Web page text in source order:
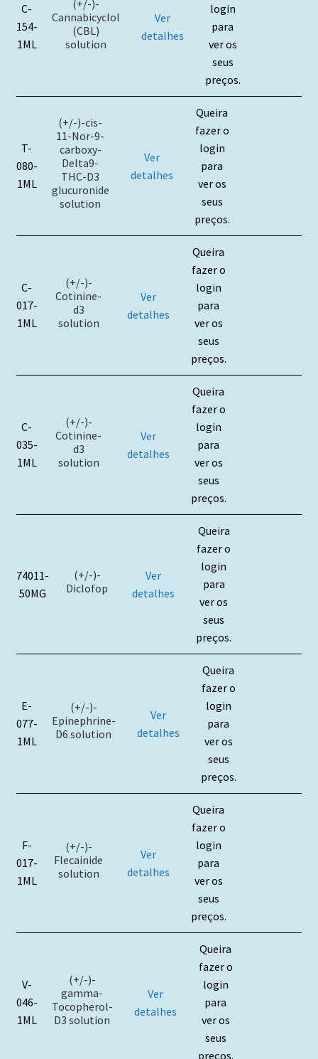
C-
154-
1ML
(+/-)-
Cannabicyclol
(CBL)
solution
Ver
detalhes
login
para
ver os
seus
preços.
T-
080-
1ML
(+/-)-cis-
11-Nor-9-
carboxy-
Delta9-
THC-D3
glucuronide
solution
Ver
detalhes
Queira
fazer o
login
para
ver os
seus
preços.
C-
017-
1ML
(+/-)-
Cotinine-
d3
solution
Ver
detalhes
Queira
fazer o
login
para
ver os
seus
preços.
C-
035-
1ML
(+/-)-
Cotinine-
d3
solution
Ver
detalhes
Queira
fazer o
login
para
ver os
seus
preços.
74011-
50MG
(+/-)-
Diclofop
Ver
detalhes
Queira
fazer o
login
para
ver os
seus
preços.
E-
077-
1ML
(+/-)-
Epinephrine-
D6 solution
Ver
detalhes
Queira
fazer o
login
para
ver os
seus
preços.
F-
017-
1ML
(+/-)-
Flecainide
solution
Ver
detalhes
Queira
fazer o
login
para
ver os
seus
preços.
V-
046-
1ML
(+/-)-
gamma-
Tocopherol-
D3 solution
Ver
detalhes
Queira
fazer o
login
para
ver os
seus
preços.